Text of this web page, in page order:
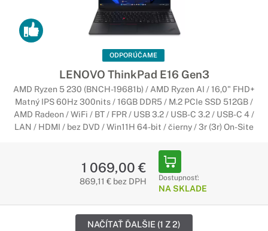
ODPORÚČAME
LENOVO ThinkPad E16 Gen3
AMD Ryzen 5 230 (BNCH-19681b) / AMD Ryzen AI / 16,0" FHD+
Matný IPS 60Hz 300nits / 16GB DDR5 / M.2 PCIe SSD 512GB /
AMD Radeon / WiFi / BT / FPR / USB 3.2 / USB-C 3.2 / USB-C 4 /
LAN / HDMI / bez DVD / Win11H 64-bit / čierny / 3r (3r) On-Site
1 069,00 €
869,11 € bez DPH Dostupnosť:
NA SKLADE
NAČÍTAŤ ĎALŠIE (1 Z 2)